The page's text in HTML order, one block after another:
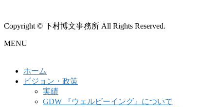
Copyright © 下村博文事務所 All Rights Reserved.
MENU
ホーム
ビジョン・政策
実績
GDW 『ウェルビーイング』について